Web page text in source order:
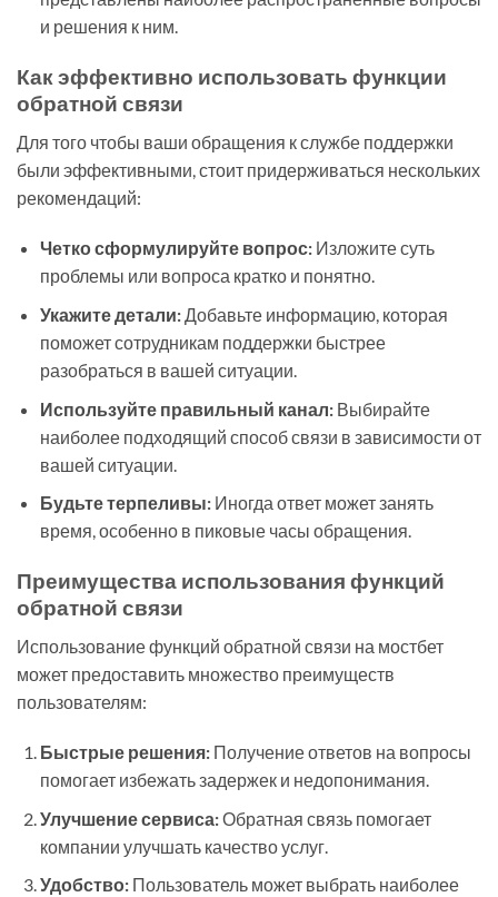
и решения к ним.
Как эффективно использовать функции
обратной связи
Для того чтобы ваши обращения к службе поддержки
были эффективными, стоит придерживаться нескольких
рекомендаций:
Четко сформулируйте вопрос:Изложите суть
проблемы или вопроса кратко и понятно.
Укажите детали:Добавьте информацию, которая
поможет сотрудникам поддержки быстрее
разобраться в вашей ситуации.
Используйте правильный канал:Выбирайте
наиболее подходящий способ связи в зависимости от
вашей ситуации.
Будьте терпеливы:Иногда ответ может занять
время, особенно в пиковые часы обращения.
Преимущества использования функций
обратной связи
Использование функций обратной связи на мостбет
может предоставить множество преимуществ
пользователям:
Быстрые решения:Получение ответов на вопросы
помогает избежать задержек и недопонимания.
Улучшение сервиса:Обратная связь помогает
компании улучшать качество услуг.
Удобство:Пользователь может выбрать наиболее